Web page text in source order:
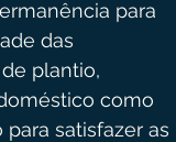
para
das
plantio,
como
satisfazer as